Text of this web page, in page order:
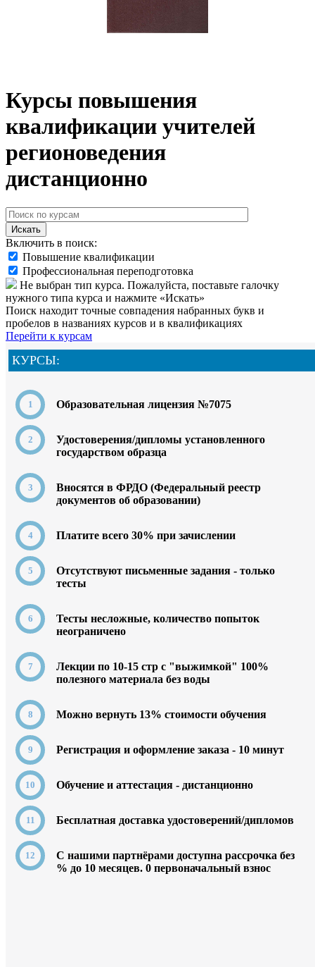
Курсы повышения
квалификации учителей
регионоведения
дистанционно
Искать
Включить в поиск:
Повышение квалификации
Профессиональная переподготовка
Не выбран тип курса. Пожалуйста, поставьте галочку
нужного типа курса и нажмите «Искать»
Поиск находит точные совпадения набранных букв и
пробелов в названиях курсов и в квалификациях
Перейти к курсам
КУРСЫ:
Образовательная лицензия №7075
Удостоверения/дипломы установленного
государством образца
Вносятся в ФРДО (Федеральный реестр
документов об образовании)
Платите всего 30% при зачислении
Отсутствуют письменные задания - только
тесты
Тесты несложные, количество попыток
неограничено
Лекции по 10-15 стр с "выжимкой" 100%
полезного материала без воды
Можно вернуть 13% стоимости обучения
Регистрация и оформление заказа - 10 минут
Обучение и аттестация - дистанционно
Бесплатная доставка удостоверений/дипломов
C нашими партнёрами доступна рассрочка без
% до 10 месяцев. 0первоначальный взнос